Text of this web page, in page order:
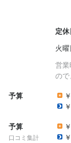
定休
火曜
営
ので
予算
予算
口コミ集計
必須スキル・経験
コミュニケーション能力
ピッツァイオーロ
調理師免許
身に付くス
メニュー開発
仕入れ
応募資格
身に付くスキ
ピザ生地づくり・窯焼き
仕入れ
必須スキル・経験
歓迎スキル・経験
飲食店での接客経験
求める人物像